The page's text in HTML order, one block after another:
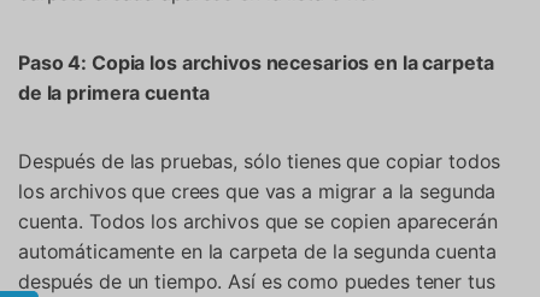
Paso 4: Copia los archivos necesarios en la carpeta
de la primera cuenta
Después de las pruebas, sólo tienes que copiar todos
los archivos que crees que vas a migrar a la segunda
cuenta. Todos los archivos que se copien aparecerán
automáticamente en la carpeta de la segunda cuenta
después de un tiempo. Así es como puedes tener tus